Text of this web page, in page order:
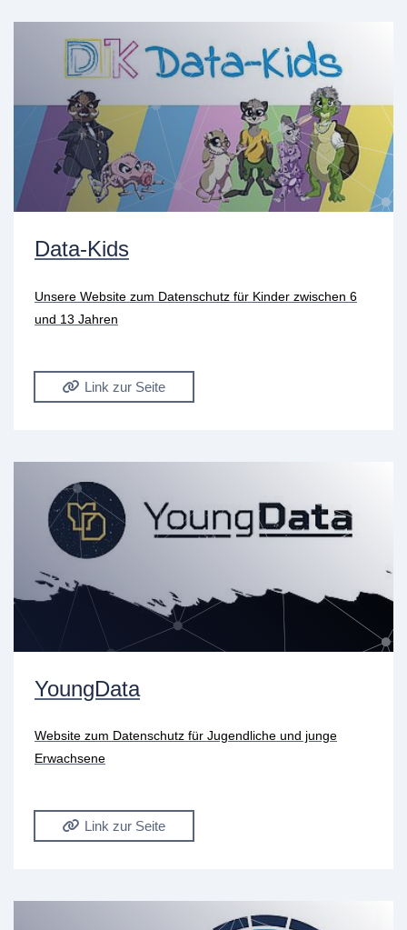
Data-Kids
Unsere Website zum Datenschutz für Kinder zwischen 6
und 13 Jahren
Link zur Seite
YoungData
Website zum Datenschutz für Jugendliche und junge
Erwachsene
Link zur Seite